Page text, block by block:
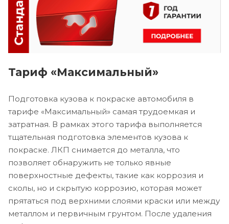
Тариф «Максимальный»
Подготовка кузова к покраске автомобиля в
тарифе «Максимальный» самая трудоемкая и
затратная. В рамках этого тарифа выполняется
тщательная подготовка элементов кузова к
покраске. ЛКП снимается до металла, что
позволяет обнаружить не только явные
поверхностные дефекты, такие как коррозия и
сколы, но и скрытую коррозию, которая может
прятаться под верхними слоями краски или между
металлом и первичным грунтом. После удаления